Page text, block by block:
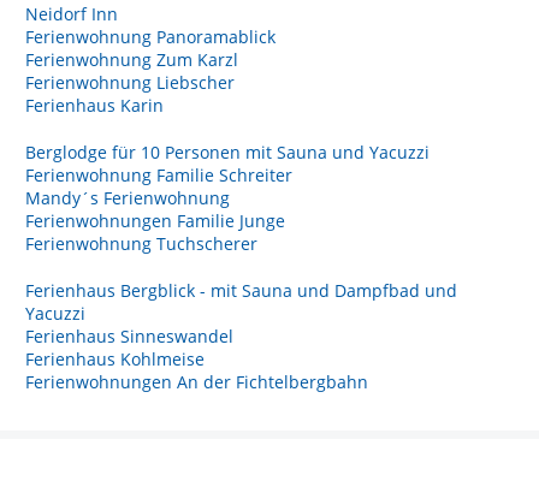
Neidorf Inn
Ferienwohnung Panoramablick
Ferienwohnung Zum Karzl
Ferienwohnung Liebscher
Ferienhaus Karin
Berglodge für 10 Personen mit Sauna und Yacuzzi
Ferienwohnung Familie Schreiter
Mandy´s Ferienwohnung
Ferienwohnungen Familie Junge
Ferienwohnung Tuchscherer
Ferienhaus Bergblick - mit Sauna und Dampfbad und
Yacuzzi
Ferienhaus Sinneswandel
Ferienhaus Kohlmeise
Ferienwohnungen An der Fichtelbergbahn